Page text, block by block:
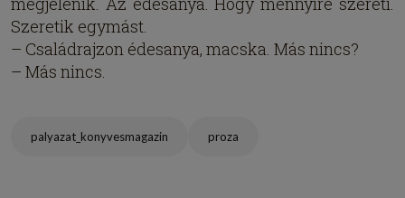
Szeretik egymást.
– Családrajzon édesanya, macska. Más nincs?
– Más nincs.
palyazat_konyvesmagazin proza